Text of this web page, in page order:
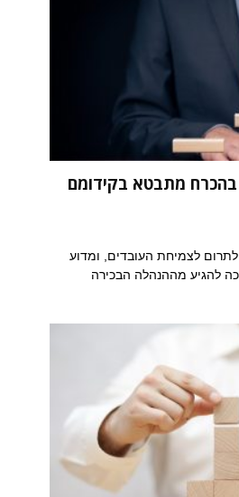
מתבטא בקידומם
לתרום לצמיחת העובדים, ומדוע
להגיע מההנהלה הבכירה